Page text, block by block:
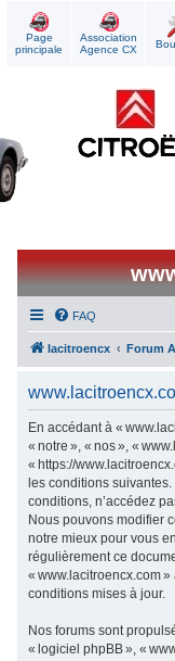
Page
principale
Association
Agence CX
FAQ
lacitroencx Forum
En accédant à «
« notre », « nos », «
« https://
les conditions
conditions, n’accédez
Nous pouvons modifier
notre mieux pour vous
régulièrement ce
« www.lacitroencx.com
conditions mises à jour.
Nos forums sont
« logiciel phpBB », «